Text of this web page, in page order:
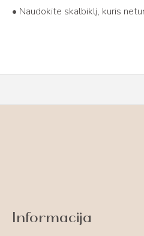
• Naudokite skalbiklį, kuris
Informacija